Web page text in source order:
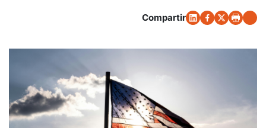
Compartir